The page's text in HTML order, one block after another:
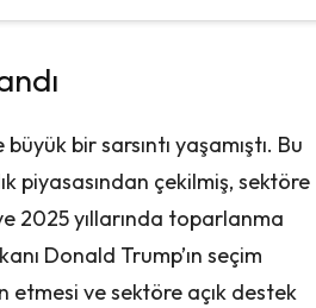
bir sarsıntı yaşamıştı. Bu
piyasasından çekilmiş, sektöre
2025 yıllarında toparlanma
Donald Trump’ın seçim
etmesi ve sektöre açık destek